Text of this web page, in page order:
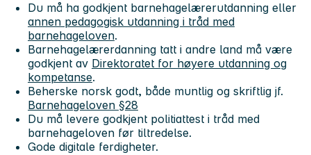
Du må ha godkjent barnehagelærerutdanning eller
annen pedagogisk utdanning i tråd med
barnehageloven.
Barnehagelærerdanning tatt i andre land må være
godkjent av Direktoratet for høyere utdanning og
kompetanse.
Beherske norsk godt, både muntlig og skriftlig jf.
Barnehageloven §28
Du må levere godkjent politiattest i tråd med
barnehageloven før tiltredelse.
Gode digitale ferdigheter.